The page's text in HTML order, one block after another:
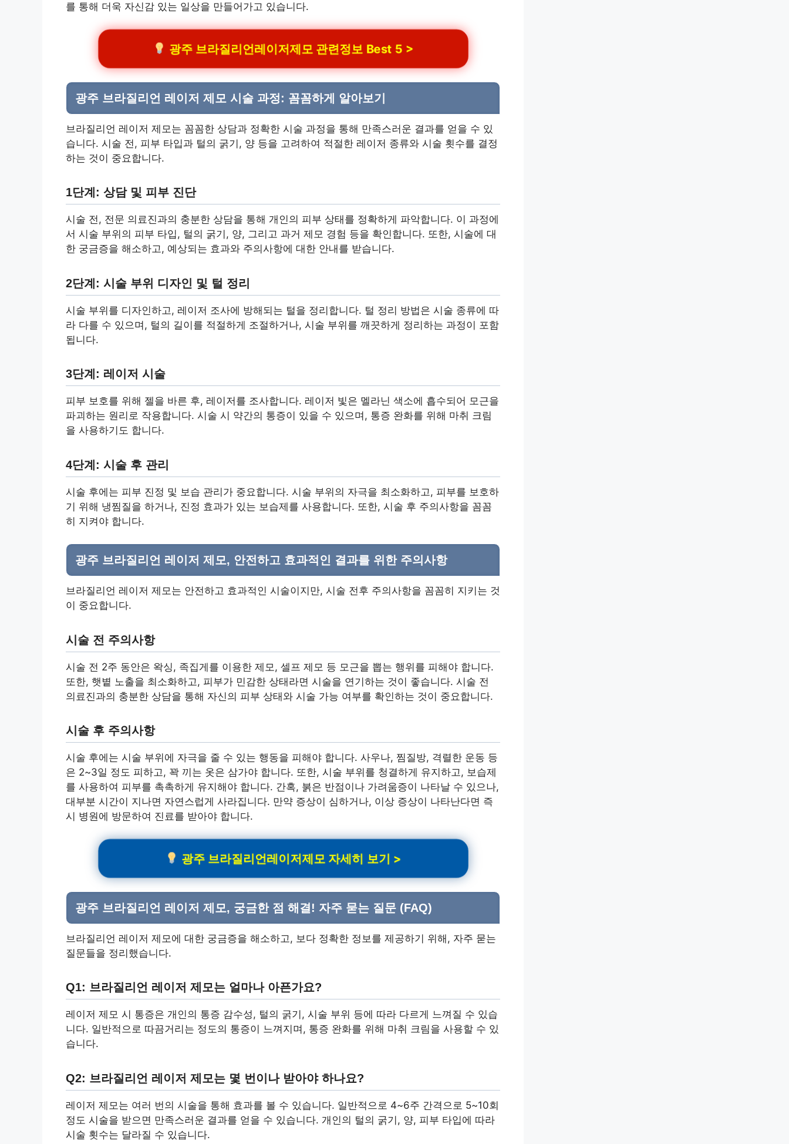
를 통해 더욱 자신감 있는 일상을 만들어가고 있습니다.
광주 브라질리언레이저제모 관련정보 Best 5 >
광주 브라질리언 레이저 제모 시술 과정: 꼼꼼하게 알아보기
브라질리언 레이저 제모는 꼼꼼한 상담과 정확한 시술 과정을 통해 만족스러운 결과를 얻을 수 있
습니다. 시술 전, 피부 타입과 털의 굵기, 양 등을 고려하여 적절한 레이저 종류와 시술 횟수를 결정
하는 것이 중요합니다.
1단계: 상담 및 피부 진단
시술 전, 전문 의료진과의 충분한 상담을 통해 개인의 피부 상태를 정확하게 파악합니다. 이 과정에
서 시술 부위의 피부 타입, 털의 굵기, 양, 그리고 과거 제모 경험 등을 확인합니다. 또한, 시술에 대
한 궁금증을 해소하고, 예상되는 효과와 주의사항에 대한 안내를 받습니다.
2단계: 시술 부위 디자인 및 털 정리
시술 부위를 디자인하고, 레이저 조사에 방해되는 털을 정리합니다. 털 정리 방법은 시술 종류에 따
라 다를 수 있으며, 털의 길이를 적절하게 조절하거나, 시술 부위를 깨끗하게 정리하는 과정이 포함
됩니다.
3단계: 레이저 시술
피부 보호를 위해 젤을 바른 후, 레이저를 조사합니다. 레이저 빛은 멜라닌 색소에 흡수되어 모근을
파괴하는 원리로 작용합니다. 시술 시 약간의 통증이 있을 수 있으며, 통증 완화를 위해 마취 크림
을 사용하기도 합니다.
4단계: 시술 후 관리
시술 후에는 피부 진정 및 보습 관리가 중요합니다. 시술 부위의 자극을 최소화하고, 피부를 보호하
기 위해 냉찜질을 하거나, 진정 효과가 있는 보습제를 사용합니다. 또한, 시술 후 주의사항을 꼼꼼
히 지켜야 합니다.
광주 브라질리언 레이저 제모, 안전하고 효과적인 결과를 위한 주의사항
브라질리언 레이저 제모는 안전하고 효과적인 시술이지만, 시술 전후 주의사항을 꼼꼼히 지키는 것
이 중요합니다.
시술 전 주의사항
시술 전 2주 동안은 왁싱, 족집게를 이용한 제모, 셀프 제모 등 모근을 뽑는 행위를 피해야 합니다.
또한, 햇볕 노출을 최소화하고, 피부가 민감한 상태라면 시술을 연기하는 것이 좋습니다. 시술 전
의료진과의 충분한 상담을 통해 자신의 피부 상태와 시술 가능 여부를 확인하는 것이 중요합니다.
시술 후 주의사항
시술 후에는 시술 부위에 자극을 줄 수 있는 행동을 피해야 합니다. 사우나, 찜질방, 격렬한 운동 등
은 2~3일 정도 피하고, 꽉 끼는 옷은 삼가야 합니다. 또한, 시술 부위를 청결하게 유지하고, 보습제
를 사용하여 피부를 촉촉하게 유지해야 합니다. 간혹, 붉은 반점이나 가려움증이 나타날 수 있으나,
대부분 시간이 지나면 자연스럽게 사라집니다. 만약 증상이 심하거나, 이상 증상이 나타난다면 즉
시 병원에 방문하여 진료를 받아야 합니다.
광주 브라질리언레이저제모 자세히 보기 >
광주 브라질리언 레이저 제모, 궁금한 점 해결! 자주 묻는 질문 (FAQ)
브라질리언 레이저 제모에 대한 궁금증을 해소하고, 보다 정확한 정보를 제공하기 위해, 자주 묻는
질문들을 정리했습니다.
Q1: 브라질리언 레이저 제모는 얼마나 아픈가요?
레이저 제모 시 통증은 개인의 통증 감수성, 털의 굵기, 시술 부위 등에 따라 다르게 느껴질 수 있습
니다. 일반적으로 따끔거리는 정도의 통증이 느껴지며, 통증 완화를 위해 마취 크림을 사용할 수 있
습니다.
Q2: 브라질리언 레이저 제모는 몇 번이나 받아야 하나요?
레이저 제모는 여러 번의 시술을 통해 효과를 볼 수 있습니다. 일반적으로 4~6주 간격으로 5~10회
정도 시술을 받으면 만족스러운 결과를 얻을 수 있습니다. 개인의 털의 굵기, 양, 피부 타입에 따라
시술 횟수는 달라질 수 있습니다.